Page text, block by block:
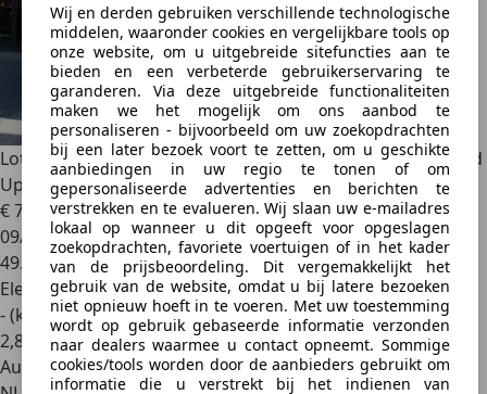
Wij en derden gebruiken verschillende technologische
middelen, waaronder cookies en vergelijkbare tools op
onze website, om u uitgebreide sitefuncties aan te
bieden en een verbeterde gebruikerservaring te
garanderen. Via deze uitgebreide functionaliteiten
maken we het mogelijk om ons aanbod te
personaliseren - bijvoorbeeld om uw zoekopdrachten
bij een later bezoek voort te zetten, om u geschikte
aanbiedingen in uw regio te tonen of om
gepersonaliseerde advertenties en berichten te
verstrekken en te evalueren. Wij slaan uw e-mailadres
lokaal op wanneer u dit opgeeft voor opgeslagen
zoekopdrachten, favoriete voertuigen of in het kader
van de prijsbeoordeling. Dit vergemakkelijkt het
gebruik van de website, omdat u bij latere bezoeken
niet opnieuw hoeft in te voeren. Met uw toestemming
wordt op gebruik gebaseerde informatie verzonden
naar dealers waarmee u contact opneemt. Sommige
cookies/tools worden door de aanbieders gebruikt om
informatie die u verstrekt bij het indienen van
Lotus EletreEDS 450 4WD 112 kWh 22" Panoramadak Head
Up Displa
€ 77.9951
09/2023
49.790 km
Elektrisch
- (kWh/100 km)
2,8
Autobedrijf